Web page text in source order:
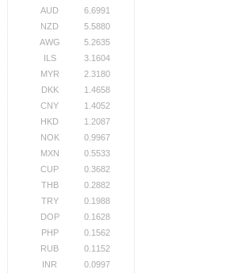
AUD
6.6991
NZD
5.5880
AWG
5.2635
ILS
3.1604
MYR
2.3180
DKK
1.4658
CNY
1.4052
HKD
1.2087
NOK
0.9967
MXN
0.5533
CUP
0.3682
THB
0.2882
TRY
0.1988
DOP
0.1628
PHP
0.1562
RUB
0.1152
INR
0.0997